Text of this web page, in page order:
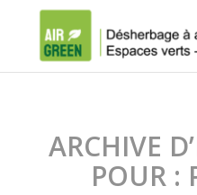
ARCHIVE
POUR :